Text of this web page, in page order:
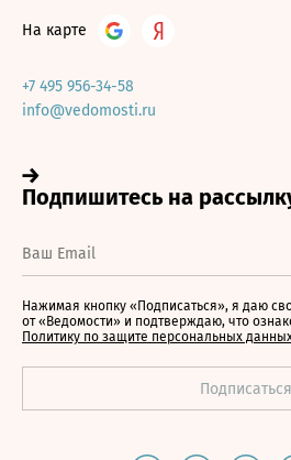
На карте
+7 495 956-34-58
info@vedomosti.ru
Нажимая кнопку «Подписаться», я даю
от «Ведомости» и подтверждаю, что
Политику по защите персональных